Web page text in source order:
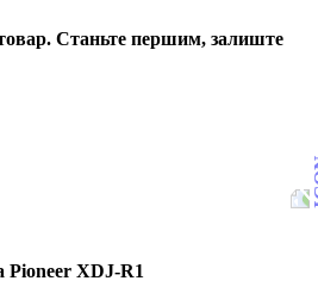
Станьте першим, залиште
Pioneer XDJ-R1